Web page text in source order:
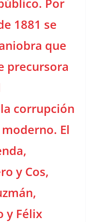
1881 se
que
precursora
corrupción
El
y Cos,
y Félix